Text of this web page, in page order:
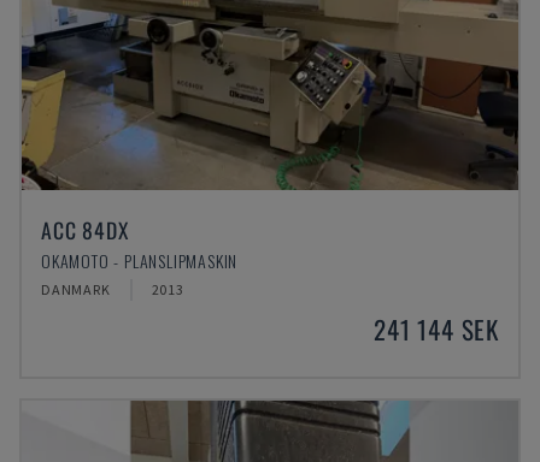
ACC 84DX
OKAMOTO - PLANSLIPMASKIN
DANMARK 2013
241 144 SEK